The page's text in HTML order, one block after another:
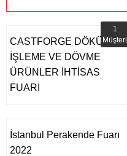
CASTFORGE DÖKÜM,
İŞLEME VE DÖVME
ÜRÜNLER İHTİSAS
FUARI
1
Müşteri
İstanbul Perakende Fuarı
2022